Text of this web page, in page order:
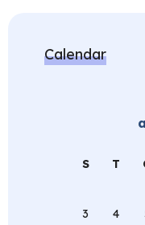
Calendar
S T
3
4